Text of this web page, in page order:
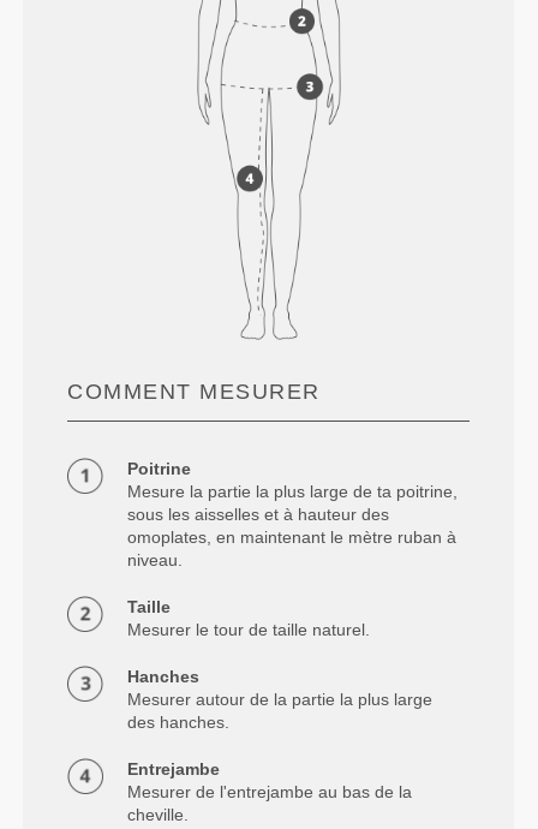
COMMENT MESURER
Poitrine
Mesure la partie la plus large de ta poitrine,
sous les aisselles et à hauteur des
omoplates, en maintenant le mètre ruban à
niveau.
Taille
Mesurer le tour de taille naturel.
Hanches
Mesurer autour de la partie la plus large
des hanches.
Entrejambe
Mesurer de l'entrejambe au bas de la
cheville.